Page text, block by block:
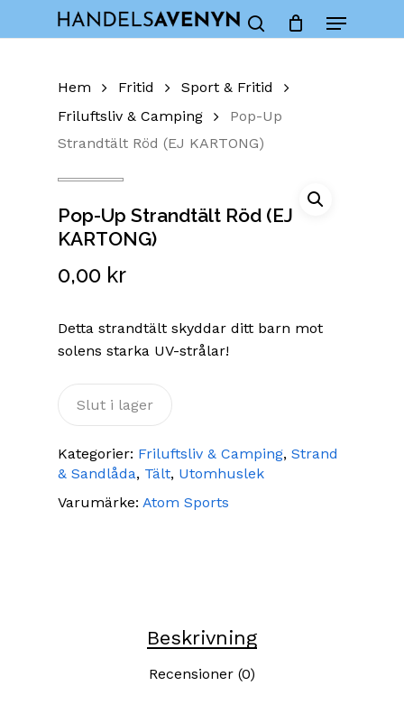
Menu
Cart Close
Hem Fritid
Sport & Fritid
Friluftsliv & Camping
Pop-Up
Strandtält Röd (EJ KARTONG)
Pop-Up Strandtält Röd (EJ
KARTONG)
0,00 kr
Detta strandtält skyddar ditt barn mot
solens starka UV-strålar!
Slut i lager
Kategorier: Friluftsliv & Camping, Strand
& Sandlåda, Tält, Utomhuslek
Varumärke: Atom Sports
Beskrivning
Recensioner (0)